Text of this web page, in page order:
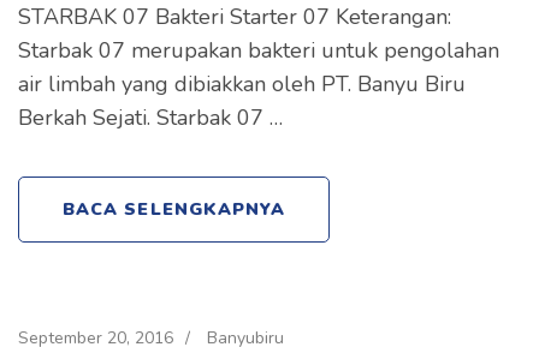
STARBAK 07 Bakteri Starter 07 Keterangan:
Starbak 07 merupakan bakteri untuk pengolahan
air limbah yang dibiakkan oleh PT. Banyu Biru
Berkah Sejati. Starbak 07 …
BACA SELENGKAPNYA
September 20, 2016 / Banyubiru